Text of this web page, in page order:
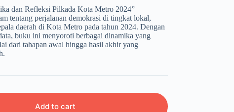
dan Refleksi Pilkada Kota Metro 2024”
tentang perjalanan demokrasi di tingkat lokal,
daerah di Kota Metro pada tahun 2024. Dengan
buku ini menyoroti berbagai dinamika yang
dari tahapan awal hingga hasil akhir yang
Add to cart